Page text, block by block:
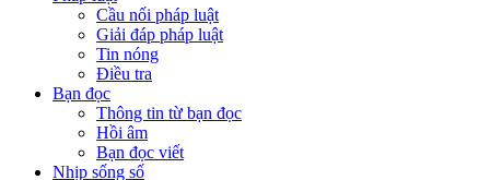
Cầu nối pháp luật
Giải đáp pháp luật
Tin nóng
Điều tra
Bạn đọc
Thông tin từ bạn đọc
Hồi âm
Bạn đọc viết
Nhịp sống số